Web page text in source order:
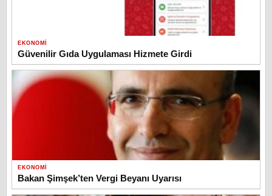
EKONOMI
Güvenilir Gıda Uygulaması Hizmete Girdi
EKONOMI
Bakan Şimşek’ten Vergi Beyanı Uyarısı